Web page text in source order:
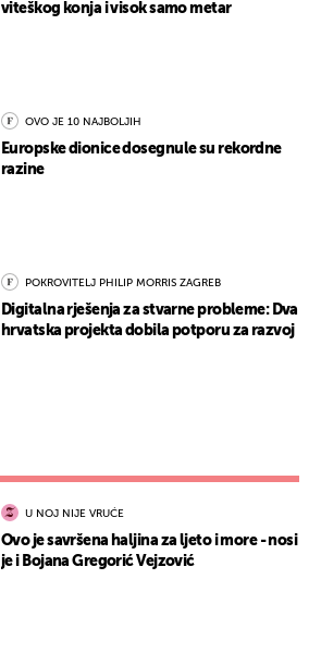
viteškog konja i visok samo metar
OVO JE 10 NAJBOLJIH
Europske dionice dosegnule su rekordne
razine
POKROVITELJ PHILIP MORRIS ZAGREB
Digitalna rješenja za stvarne probleme: Dva
hrvatska projekta dobila potporu za razvoj
U NOJ NIJE VRUĆE
Ovo je savršena haljina za ljeto i more - nosi
je i Bojana Gregorić Vejzović